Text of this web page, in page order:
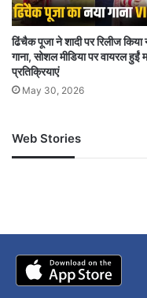
Iranian Chief of
Israeli
ढिंचैक पूजा ने शादी पर रिलीज किया
गाना, सोशल मीडिया पर वायरल हुईं
प्रतिक्रियाएं
May 30, 2026
Web Stories
जम्मू-कश्मीर में बारिश से
अपडेट